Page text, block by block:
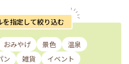
を指定して絞り込む
おみやげ 景色
温泉
ン 雑貨 イベント